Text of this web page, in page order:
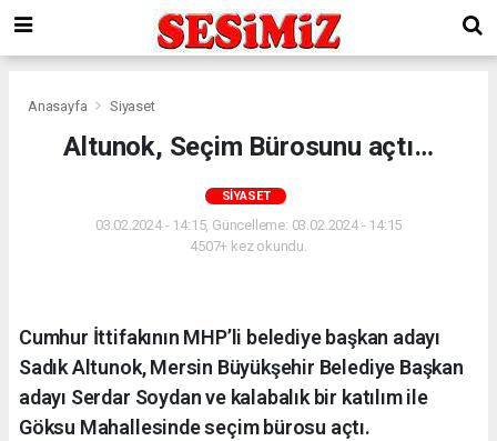
Anasayfa Siyaset
Altunok, Seçim Bürosunu açtı…
SIYASET
03.02.2024 - 14:15, Güncelleme: 03.02.2024 - 14:15
4507+ kez okundu.
Cumhur İttifakının MHP’li belediye başkan adayı
Sadık Altunok, Mersin Büyükşehir Belediye Başkan
adayı Serdar Soydan ve kalabalık bir katılım ile
Göksu Mahallesinde seçim bürosu açtı.